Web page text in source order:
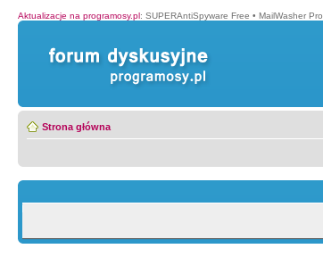
Aktualizacje na programosy.pl: SUPERAntiSpyware Free • MailWasher Pro
Strona główna